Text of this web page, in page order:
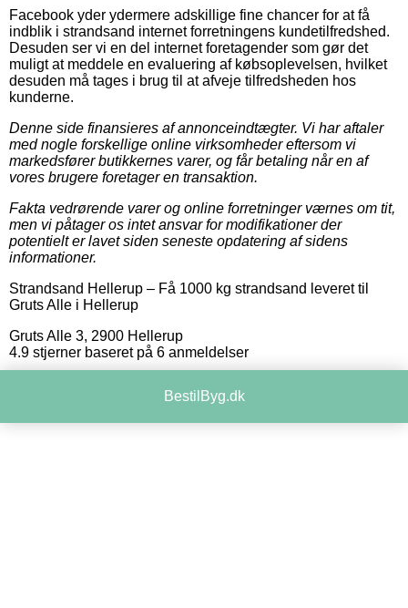
Facebook yder ydermere adskillige fine chancer for at få
indblik i strandsand internet forretningens kundetilfredshed.
Desuden ser vi en del internet foretagender som gør det
muligt at meddele en evaluering af købsoplevelsen, hvilket
desuden må tages i brug til at afveje tilfredsheden hos
kunderne.
Denne side finansieres af annonceindtægter. Vi har aftaler
med nogle forskellige online virksomheder eftersom vi
markedsfører butikkernes varer, og får betaling når en af
vores brugere foretager en transaktion.
Fakta vedrørende varer og online forretninger værnes om tit,
men vi påtager os intet ansvar for modifikationer der
potentielt er lavet siden seneste opdatering af sidens
informationer.
Strandsand Hellerup – Få 1000 kg strandsand leveret til
Gruts Alle i Hellerup
Gruts Alle 3, 2900 Hellerup
4.9 stjerner baseret på 6 anmeldelser
BestilByg.dk